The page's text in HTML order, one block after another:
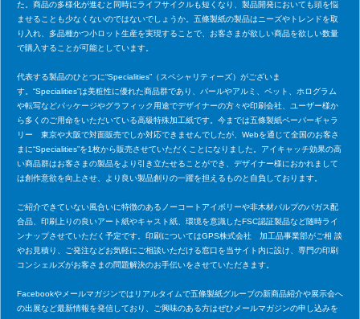
た。商品の多様化が進むと同時にライフサイクルも短くなり、製品開発においても頭を悩
ませることも少なくないのではないでしょうか。五條製紙の製品はニーズやトレンドを取
り入れ、多品種かつ小ロット生産を実現することで、お客さまが欲しい商品を欲しい数量
で購入することが可能としています。
代表する製品のひとつに“Specialities”（スペシャリティーズ）がございま
す。“Specialities”は美粧性に優れた商品群であり、パールやアルミ、ペット、ホログラム
や転写などパッケージやグラフィック用途でデザイナーの方々や印刷会社、ユーザー様か
ら多くのご用命をいただいている高級特殊加工紙です。今までは五條製紙ペーパーギャラ
リー 東京や大阪で対面販売でしか対応できませんでしたが、Webを通じて全国のお客さ
まに“Specialities”を1枚から販売させていただくことになりました。アイキャッチ効果の高
い商品群はお客さまの製品をより引き立たせることができ、デザイナー様におかれまして
は創作意欲を向上させ、より良い製品創りの一躍を担えるものと自負しております。
ご紹介できていない風合いに特徴のあるノーコートアイボリーや非木材パルプのバガス配
合品、印刷上りの良いアート紙やキャスト紙、環境を意識したFSC認証製品など随時ライ
ンナップさせていただく予定です。印刷についてはGPS株式会社 加工品事業部がご相 談
やお見積り、ご発注などお気軽にご相談いただける窓口を当サイト内に設け、専門の印刷
コンシェルズがお客さまの問題解決のお手伝いをさせていただきます。
Facebookやメールマガジンではリアルタイムで五條製紙グループの新商品紹介や展示会へ
の出展など最新情報を発信しており、ご興味のある方はぜひメールマガジンの申し込みを